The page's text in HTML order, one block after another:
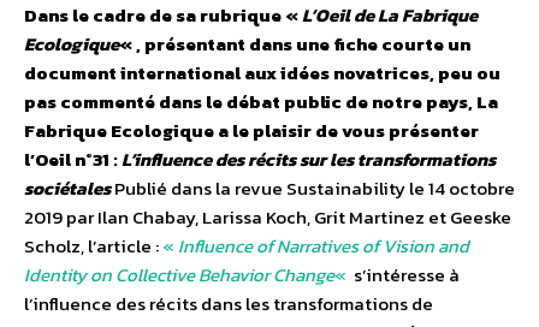
Dans le cadre de sa rubrique «L’Oeil de La Fabrique
Ecologique« , présentant dans une fiche courte un
document international aux idées novatrices, peu ou
pas commenté dans le débat public de notre pays, La
Fabrique Ecologique a le plaisir de vous présenter
l’Oeil n°31 :L’influence des récits sur les transformations
sociétalesPublié dans la revue Sustainability le 14 octobre
2019 par Ilan Chabay, Larissa Koch, Grit Martinez et Geeske
Scholz, l’article :« Influence of Narratives of Vision and
Identity on Collective Behavior Change« s’intéresse à
l’influence des récits dans les transformations de